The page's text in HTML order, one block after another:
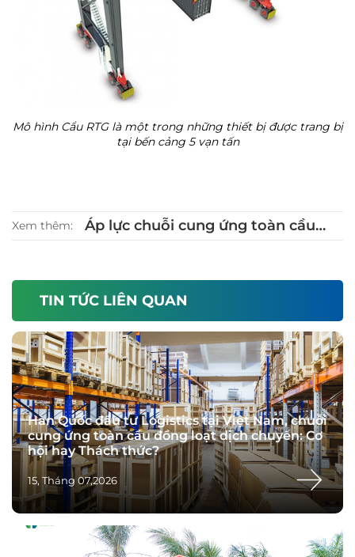
Mô hình Cẩu RTG là một trong những thiết bị được trang bị
tại bến cảng 5 vạn tấn
Xem thêm:
Áp lực chuỗi cung ứng toàn cầu
TIN TỨC LIÊN QUAN
Hàn Quốc đầu tư Logistics tại Việt Nam, chuỗi
cung ứng toàn cầu đồng loạt dịch chuyển: Cơ
hội hay Thách thức?
15, Tháng 07,2026